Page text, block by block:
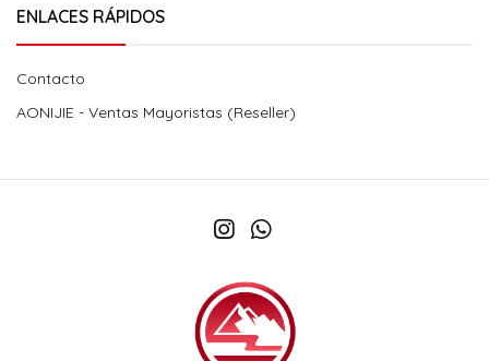
ENLACES RÁPIDOS
Contacto
AONIJIE - Ventas Mayoristas (Reseller)